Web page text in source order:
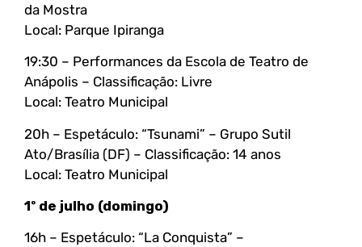
da Mostra
Local: Parque Ipiranga
19:30 – Performances da Escola de Teatro de
Anápolis – Classificação: Livre
Local: Teatro Municipal
20h – Espetáculo: “Tsunami” – Grupo Sutil
Ato/Brasília (DF) – Classificação: 14 anos
Local: Teatro Municipal
1º de julho (domingo)
16h – Espetáculo: “La Conquista” –